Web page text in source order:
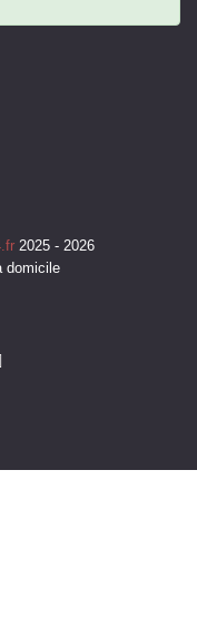
2025 - 2026
domicile